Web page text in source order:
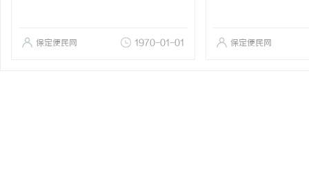
保定便民网 1970-01-01 保定便民网